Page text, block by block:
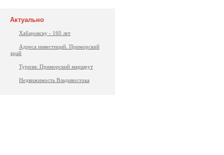
Актуально
Хабаровску - 160 лет
Адреса инвестиций. Приморский
край
Туризм: Приморский маршрут
Недвижимость Владивостока